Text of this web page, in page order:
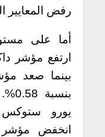
رفض المعايير
أما على